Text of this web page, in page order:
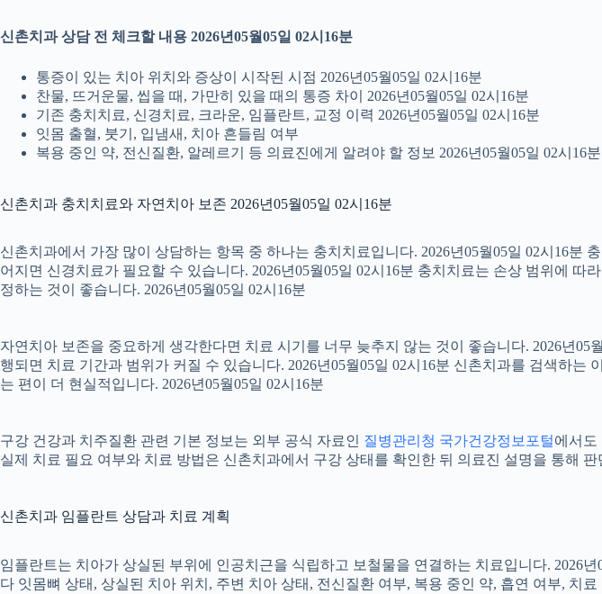
신촌치과 상담 전 체크할 내용 2026년05월05일 02시16분
통증이 있는 치아 위치와 증상이 시작된 시점 2026년05월05일 02시16분
찬물, 뜨거운물, 씹을 때, 가만히 있을 때의 통증 차이 2026년05월05일 02시16분
기존 충치치료, 신경치료, 크라운, 임플란트, 교정 이력 2026년05월05일 02시16분
잇몸 출혈, 붓기, 입냄새, 치아 흔들림 여부
복용 중인 약, 전신질환, 알레르기 등 의료진에게 알려야 할 정보 2026년05월05일 02시16분
신촌치과 충치치료와 자연치아 보존 2026년05월05일 02시16분
신촌치과에서 가장 많이 상담하는 항목 중 하나는 충치치료입니다. 2026년05월05일 02시16
어지면 신경치료가 필요할 수 있습니다. 2026년05월05일 02시16분 충치치료는 손상 범위에
정하는 것이 좋습니다. 2026년05월05일 02시16분
자연치아 보존을 중요하게 생각한다면 치료 시기를 너무 늦추지 않는 것이 좋습니다. 2026년
행되면 치료 기간과 범위가 커질 수 있습니다. 2026년05월05일 02시16분 신촌치과를 검색하
는 편이 더 현실적입니다. 2026년05월05일 02시16분
구강 건강과 치주질환 관련 기본 정보는 외부 공식 자료인 질병관리청 국가건강정보포털에서도
실제 치료 필요 여부와 치료 방법은 신촌치과에서 구강 상태를 확인한 뒤 의료진 설명을 통해 판
신촌치과 임플란트 상담과 치료 계획
임플란트는 치아가 상실된 부위에 인공치근을 식립하고 보철물을 연결하는 치료입니다. 2026
다 잇몸뼈 상태, 상실된 치아 위치, 주변 치아 상태, 전신질환 여부, 복용 중인 약, 흡연 여부, 치